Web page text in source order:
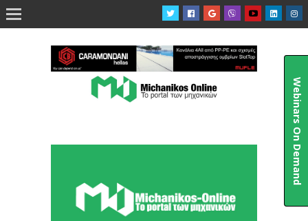

Webinars On Demand